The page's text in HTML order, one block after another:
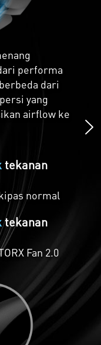
performa
dari
yang
airflow ke
tekanan
normal
tekanan
Fan 2.0
sebelum
berhenti
tidak
otomatis
mulai